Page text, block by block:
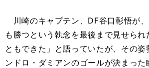
川崎のキャプテン、DF谷口彰悟が
も勝つという執念を最後まで見せられ
ともできた」と語っていたが、その姿
ンドロ・ダミアンのゴールが決まった